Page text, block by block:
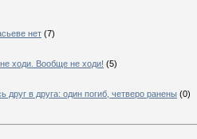
нет (7)
ходи. Вообще не ходи! (5)
друг в друга: один погиб, четверо ранены (0)